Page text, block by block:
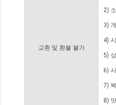
교환 및 환불 불가
2)
3)
4)
5)
6)
7)
8)